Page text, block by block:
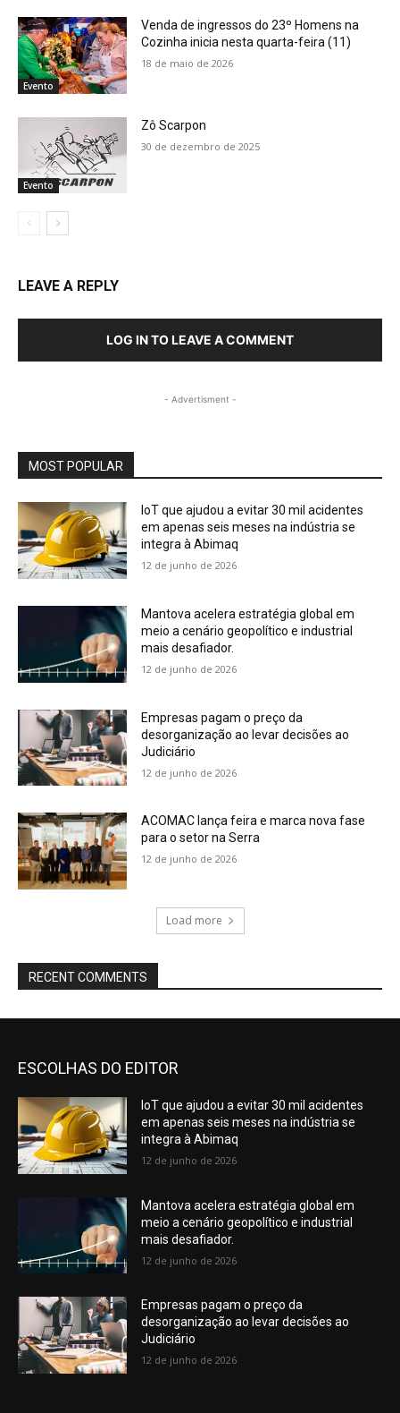
Evento
Venda de ingressos do 23º Homens na
Cozinha inicia nesta quarta-feira (11)
18 de maio de 2026
Evento
Zô Scarpon
30 de dezembro de 2025
LEAVE A REPLY
LOG IN TO LEAVE A COMMENT
- Advertisment -
MOST POPULAR
IoT que ajudou a evitar 30 mil acidentes
em apenas seis meses na indústria se
integra à Abimaq
12 de junho de 2026
Mantova acelera estratégia global em
meio a cenário geopolítico e industrial
mais desafiador.
12 de junho de 2026
Empresas pagam o preço da
desorganização ao levar decisões ao
Judiciário
12 de junho de 2026
ACOMAC lança feira e marca nova fase
para o setor na Serra
12 de junho de 2026
Load more
RECENT COMMENTS
ESCOLHAS DO EDITOR
IoT que ajudou a evitar 30 mil acidentes
em apenas seis meses na indústria se
integra à Abimaq
12 de junho de 2026
Mantova acelera estratégia global em
meio a cenário geopolítico e industrial
mais desafiador.
12 de junho de 2026
Empresas pagam o preço da
desorganização ao levar decisões ao
Judiciário
12 de junho de 2026